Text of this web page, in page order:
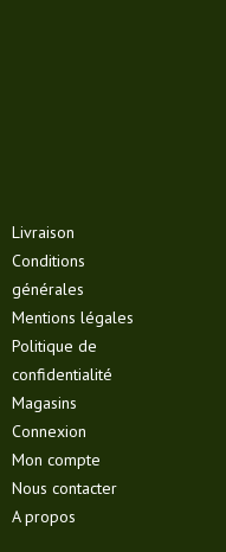
Livraison
Conditions
générales
Mentions légales
Politique de
confidentialité
Magasins
Connexion
Mon compte
Nous contacter
A propos